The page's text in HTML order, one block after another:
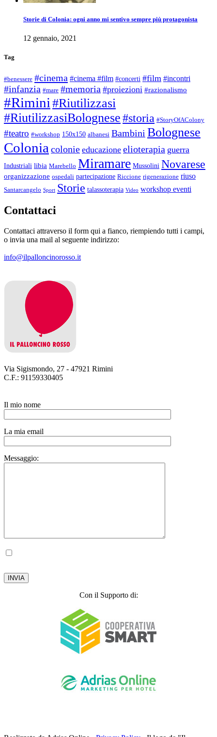
Storie di Colonia: ogni anno mi sentivo sempre più protagonista
12 gennaio, 2021
Tag
#benessere #cinema #cinema #film #concerti #film #incontri
#infanzia #mare #memoria #proiezioni #razionalismo
#Rimini #Riutilizzasi
#RiutilizzasiBolognese#storia #StoryOfAColony
#teatro #workshop 150x150 albanesi Bambini Bolognese
Colonia colonie educazione elioterapia guerra
Industriali libia Marebello Miramare Mussolini Novarese
organizzazione ospedali partecipazione Riccione rigenerazione riuso
Santarcangelo Sport Storie talassoterapia Video workshop eventi
Contattaci
Contattaci attraverso il form qui a fianco, riempiendo tutti i campi,
o invia una mail al seguente indirizzo:
info@ilpalloncinorosso.it
Via Sigismondo, 27 - 47921 Rimini
C.F.: 91159330405
Il mio nome
La mia email
Messaggio:
Con il Supporto di: